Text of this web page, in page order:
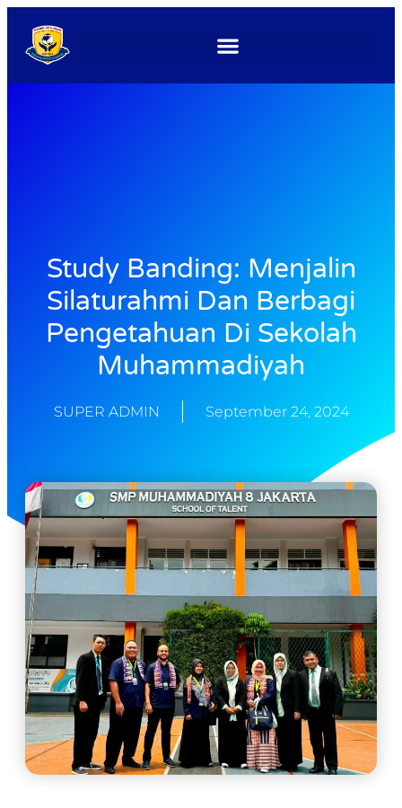
Study Banding: Menjalin
Silaturahmi Dan Berbagi
Pengetahuan Di Sekolah
Muhammadiyah
SUPER ADMIN September 24, 2024